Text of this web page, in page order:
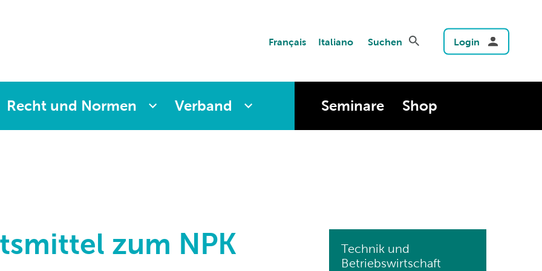
Français Italiano Suchen Login
Recht und Normen Verband Seminare Shop
zum NPK
Technik und
Betriebswirtschaft